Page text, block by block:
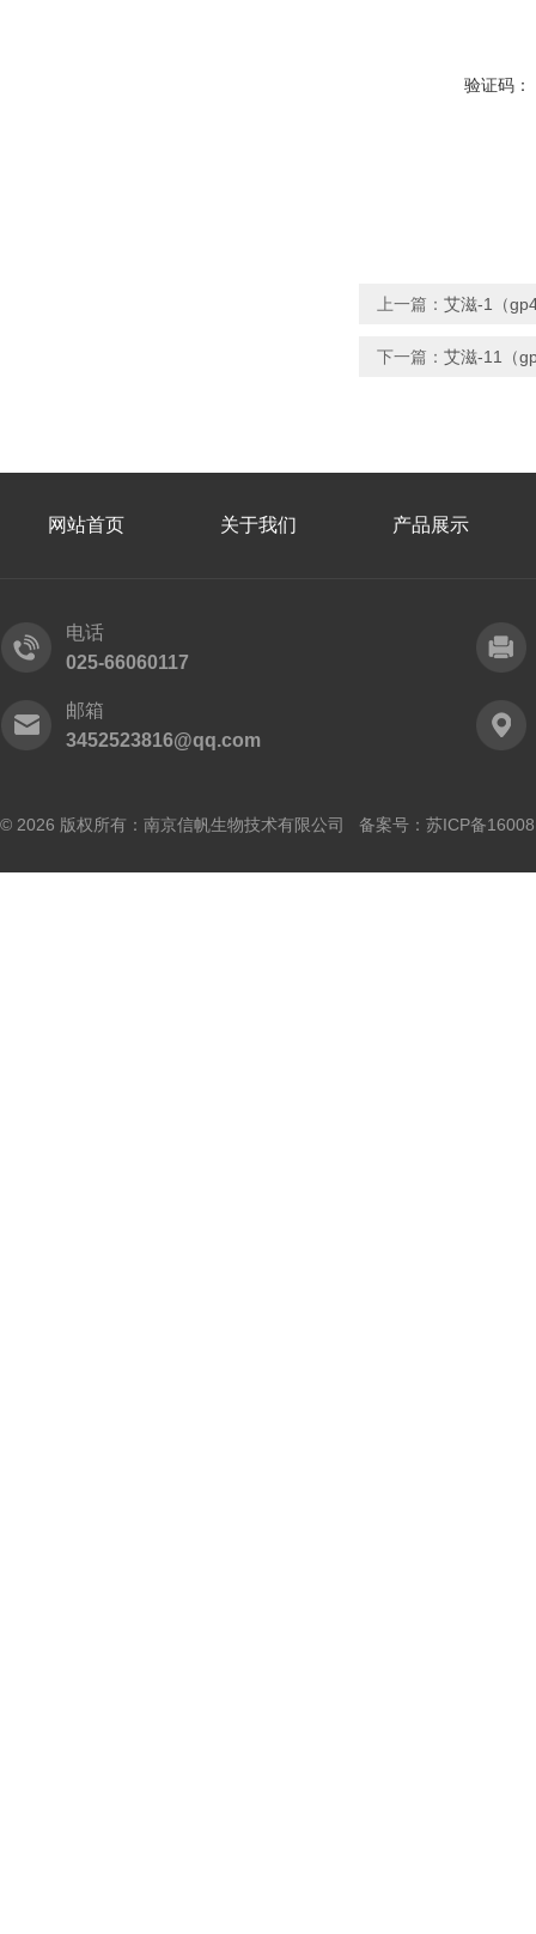
验证码：
上一篇： 艾滋-1（
下一篇： 艾滋-11（
网站首页 关于我们 产品展示
电话
025-66060117
邮箱
3452523816@qq.com
© 2026 版权所有：南京信帆生物技术有限公司 备案号： 苏ICP备